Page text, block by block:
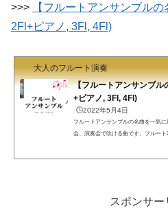
>>>
【フルートアンサンブル
2Fl+ピアノ, 3Fl, 4Fl)
大人のフルート演奏
【フルートアンサンブル
+ピアノ, 3Fl, 4Fl)
🕒️2022年5月4日
フルートアンサンブルの名曲を一気
会、演奏会で吹ける曲です。フルート
スポンサー